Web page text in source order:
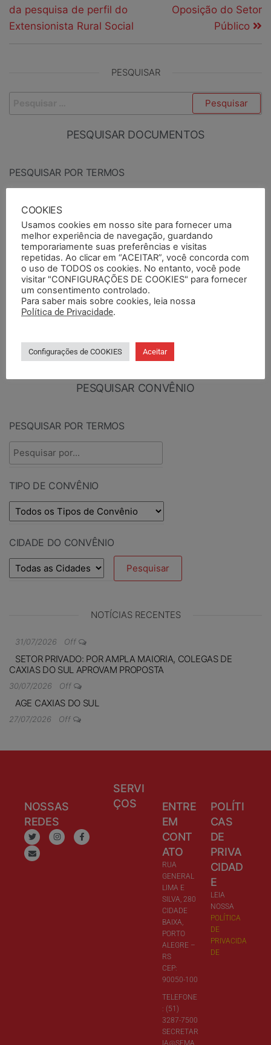
da pesquisa de perfil do
Extensionista Rural Social
Oposição do Setor
Público
PESQUISAR
PESQUISAR DOCUMENTOS
PESQUISAR POR TERMOS
BASE DA CATEGORIA
TIPO DE DOCUMENTO
PESQUISAR CONVÊNIO
PESQUISAR POR TERMOS
TIPO DE CONVÊNIO
CIDADE DO CONVÊNIO
NOTÍCIAS RECENTES
31/07/2026 Off
SETOR PRIVADO: POR AMPLA MAIORIA, COLEGAS DE
CAXIAS DO SUL APROVAM PROPOSTA
30/07/2026 Off
AGE CAXIAS DO SUL
27/07/2026 Off
NOSSAS
REDES
SERVI
ÇOS
ENTRE
EM
CONT
ATO
RUA
GENERAL
LIMA E
SILVA, 280
CIDADE
BAIXA,
PORTO
ALEGRE –
RS
CEP:
90050-100
TELEFONE
: (51)
3287-7500
SECRETAR
IA@SEMA
POLÍTI
CAS
DE
PRIVA
CIDAD
E
LEIA
NOSSA
POLÍTICA
DE
PRIVACIDA
DE
COOKIES
Usamos cookies em nosso site para fornecer uma
melhor experiência de navegação, guardando
temporariamente suas preferências e visitas
repetidas. Ao clicar em “ACEITAR”, você concorda com
o uso de TODOS os cookies. No entanto, você pode
visitar "CONFIGURAÇÕES DE COOKIES" para fornecer
um consentimento controlado.
Para saber mais sobre cookies, leia nossa
Política de Privacidade.
Configurações de COOKIES Aceitar